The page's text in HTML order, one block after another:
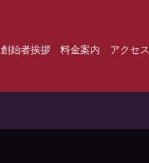
創始者挨拶 料金案内 アクセス